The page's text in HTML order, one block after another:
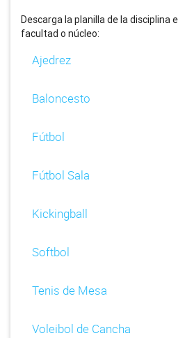
Descarga la planilla de la disciplina
facultad o núcleo:
Ajedrez
Baloncesto
Fútbol
Fútbol Sala
Kickingball
Softbol
Tenis de Mesa
Voleibol de Cancha